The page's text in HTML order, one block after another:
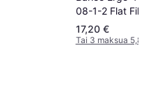
08-1-2 Flat File
17,20 €
Tai 3 maksua